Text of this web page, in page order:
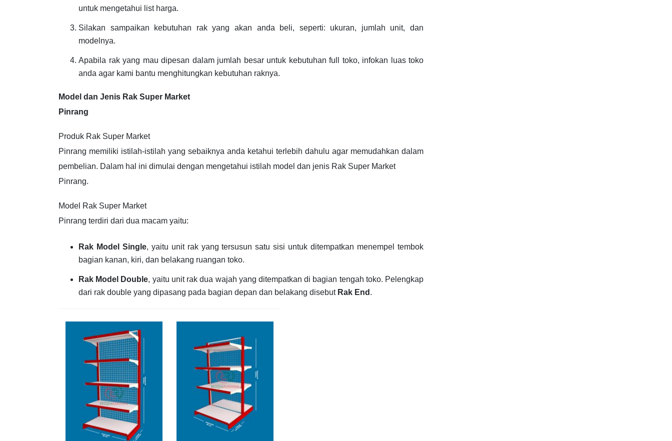
untuk mengetahui list harga.
Silakan sampaikan kebutuhan rak yang akan anda beli, seperti: ukuran, jumlah unit, dan
modelnya.
Apabila rak yang mau dipesan dalam jumlah besar untuk kebutuhan full toko, infokan luas toko
anda agar kami bantu menghitungkan kebutuhan raknya.
Model dan Jenis Rak Super Market
Pinrang
Produk Rak Super Market
Pinrang memiliki istilah-istilah yang sebaiknya anda ketahui terlebih dahulu agar memudahkan dalam
pembelian. Dalam hal ini dimulai dengan mengetahui istilah model dan jenis Rak Super Market
Pinrang.
Model Rak Super Market
Pinrang terdiri dari dua macam yaitu:
Rak Model Single, yaitu unit rak yang tersusun satu sisi untuk ditempatkan menempel tembok
bagian kanan, kiri, dan belakang ruangan toko.
Rak Model Double, yaitu unit rak dua wajah yang ditempatkan di bagian tengah toko. Pelengkap
dari rak double yang dipasang pada bagian depan dan belakang disebut Rak End .